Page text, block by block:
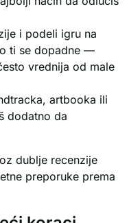
i podeli igru na
ti se dopadne —
vrednija od male
artbooka ili
dodatno da
dublje recenzije
preporuke prema